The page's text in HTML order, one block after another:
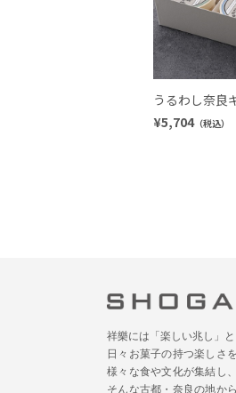
うるわし奈良
¥5,704（税込）
祥樂には「楽しい兆し」
日々お菓子の持つ楽しさ
様々な食や文化が集結し
そんな古都・奈良の地か